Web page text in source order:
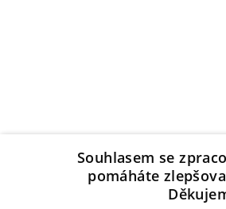
Souhlasem se
pomáháte